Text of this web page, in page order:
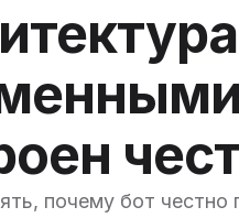
почему бот честно